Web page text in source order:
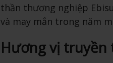
thần thương nghiệp
và may mắn trong năm
Hương vị truyền